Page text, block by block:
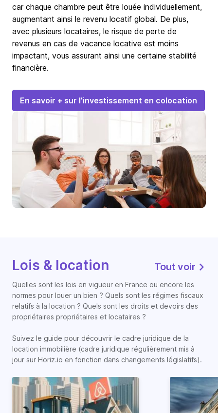
car chaque chambre peut être louée individuellement,
augmentant ainsi le revenu locatif global. De plus,
avec plusieurs locataires, le risque de perte de
revenus en cas de vacance locative est moins
impactant, vous assurant ainsi une certaine stabilité
financière.
En savoir + sur l'investissement en colocation
Lois & location Tout voir
Quelles sont les lois en vigueur en France ou encore les
normes pour louer un bien ? Quels sont les régimes fiscaux
relatifs à la location ? Quels sont les droits et devoirs des
propriétaires propriétaires et locataires ?
Suivez le guide pour découvrir le cadre juridique de la
location immobilière (cadre juridique régulièrement mis à
jour sur Horiz.io en fonction dans changements législatifs).